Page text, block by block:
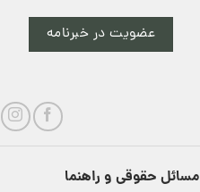
عضویت در خبرنامه
مسائل حقوقی و راهنما